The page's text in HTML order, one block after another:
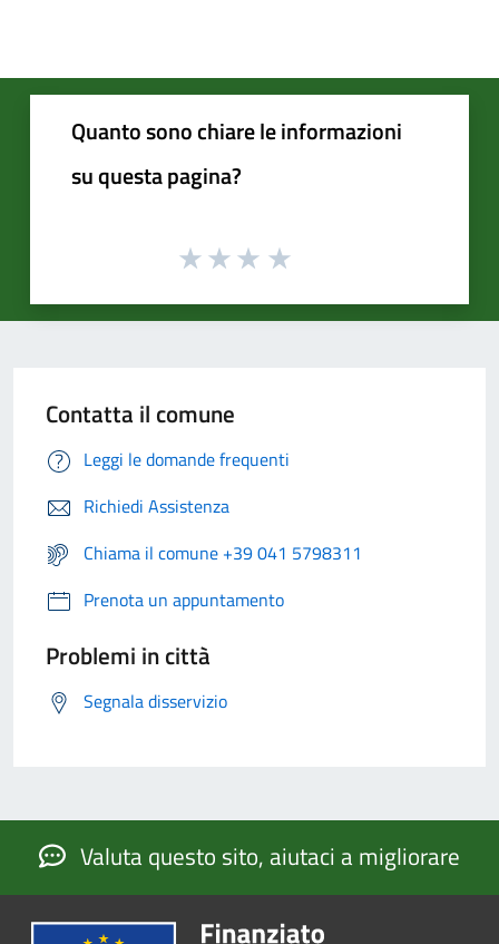
Quanto sono chiare le informazioni
su questa pagina?
Contatta il comune
Leggi le domande frequenti
Richiedi Assistenza
Chiama il comune +39 041 5798311
Prenota un appuntamento
Problemi in città
Segnala disservizio
Valuta questo sito, aiutaci a migliorare